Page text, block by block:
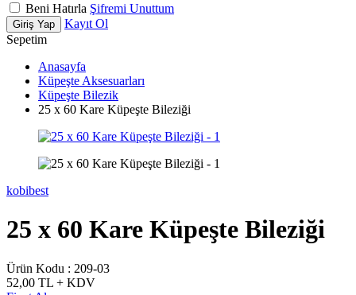
Beni Hatırla Şifremi Unuttum
Giriş Yap
Kayıt Ol
Sepetim
Anasayfa
Küpeşte Aksesuarları
Küpeşte Bilezik
25 x 60 Kare Küpeşte Bileziği
kobibest
25 x 60 Kare Küpeşte Bileziği
Ürün Kodu : 209-03
52,00 TL + KDV